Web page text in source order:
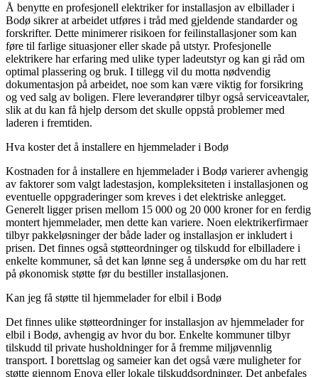
Å benytte en profesjonell elektriker for installasjon av elbillader i
Bodø sikrer at arbeidet utføres i tråd med gjeldende standarder og
forskrifter. Dette minimerer risikoen for feilinstallasjoner som kan
føre til farlige situasjoner eller skade på utstyr. Profesjonelle
elektrikere har erfaring med ulike typer ladeutstyr og kan gi råd om
optimal plassering og bruk. I tillegg vil du motta nødvendig
dokumentasjon på arbeidet, noe som kan være viktig for forsikring
og ved salg av boligen. Flere leverandører tilbyr også serviceavtaler,
slik at du kan få hjelp dersom det skulle oppstå problemer med
laderen i fremtiden.
Hva koster det å installere en hjemmelader i Bodø
Kostnaden for å installere en hjemmelader i Bodø varierer avhengig
av faktorer som valgt ladestasjon, kompleksiteten i installasjonen og
eventuelle oppgraderinger som kreves i det elektriske anlegget.
Generelt ligger prisen mellom 15 000 og 20 000 kroner for en ferdig
montert hjemmelader, men dette kan variere. Noen elektrikerfirmaer
tilbyr pakkeløsninger der både lader og installasjon er inkludert i
prisen. Det finnes også støtteordninger og tilskudd for elbilladere i
enkelte kommuner, så det kan lønne seg å undersøke om du har rett
på økonomisk støtte før du bestiller installasjonen.
Kan jeg få støtte til hjemmelader for elbil i Bodø
Det finnes ulike støtteordninger for installasjon av hjemmelader for
elbil i Bodø, avhengig av hvor du bor. Enkelte kommuner tilbyr
tilskudd til private husholdninger for å fremme miljøvennlig
transport. I borettslag og sameier kan det også være muligheter for
støtte gjennom Enova eller lokale tilskuddsordninger. Det anbefales